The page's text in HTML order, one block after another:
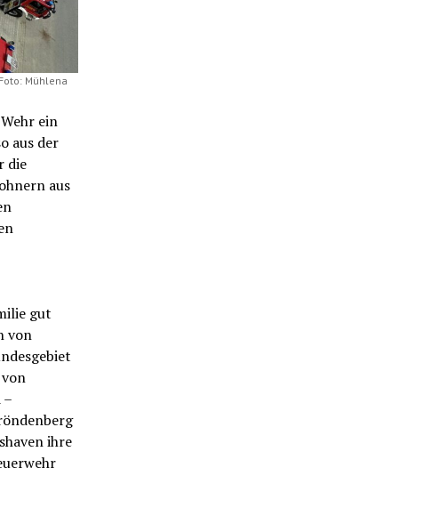
Mühlena
ein
aus der
die
aus
gut
von
ihre